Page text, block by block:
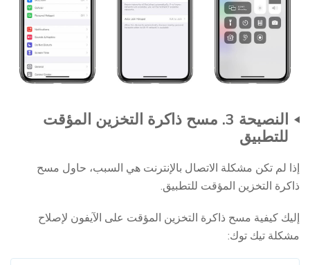
النصيحة 3. مسح ذاكرة التخزين المؤقت
للتطبيق
إذا لم تكن مشكلة الاتصال بالإنترنت هي السبب، حاول مسح
ذاكرة التخزين المؤقت للتطبيق.
إليك كيفية مسح ذاكرة التخزين المؤقت على الآيفون لإصلاح
مشكلة تيك توك: